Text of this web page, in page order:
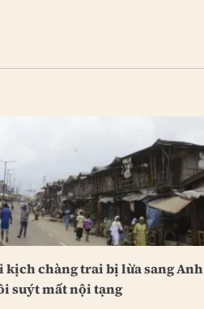
kịch chàng trai bị lừa sang Anh
suýt mất nội tạng